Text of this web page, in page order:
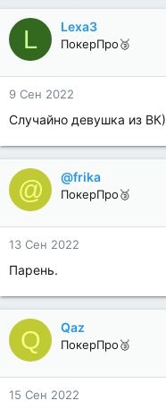
L Lexa3
ПокерПро🥉
9 Сен 2022
Случайно девушка из ВК)
@ @frika
ПокерПро🥉
13 Сен 2022
Парень.
Q Qaz
ПокерПро🥉
15 Сен 2022